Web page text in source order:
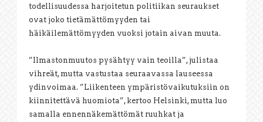
todellisuudessa harjoitetun politiikan seuraukset
ovat joko tietämättömyyden tai
häikäilemättömyyden vuoksi jotain aivan muuta.
”Ilmastonmuutos pysähtyy vain teoilla”, julistaa
vihreät, mutta vastustaa seuraavassa lauseessa
ydinvoimaa. ”Liikenteen ympäristövaikutuksiin on
kiinnitettävä huomiota”, kertoo Helsinki, mutta luo
samalla ennennäkemättömät ruuhkat ja